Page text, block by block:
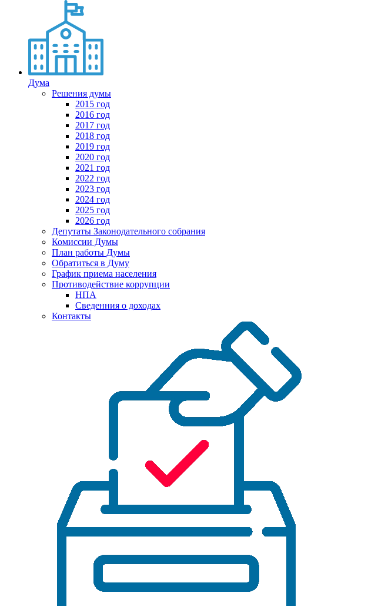
Дума
Решения думы
2015 год
2016 год
2017 год
2018 год
2019 год
2020 год
2021 год
2022 год
2023 год
2024 год
2025 год
2026 год
Депутаты Законодательного собрания
Комиссии Думы
План работы Думы
Обратиться в Думу
График приема населения
Противодействие коррупции
НПА
Сведенния о доходах
Контакты